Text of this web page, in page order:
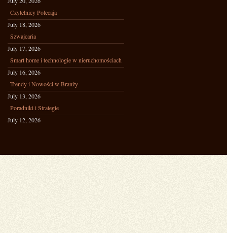
Czytelnicy Polecają
July 18, 2026
Szwajcaria
July 17, 2026
Smart home i technologie w nieruchomościach
July 16, 2026
Trendy i Nowości w Branży
July 13, 2026
Poradniki i Strategie
July 12, 2026